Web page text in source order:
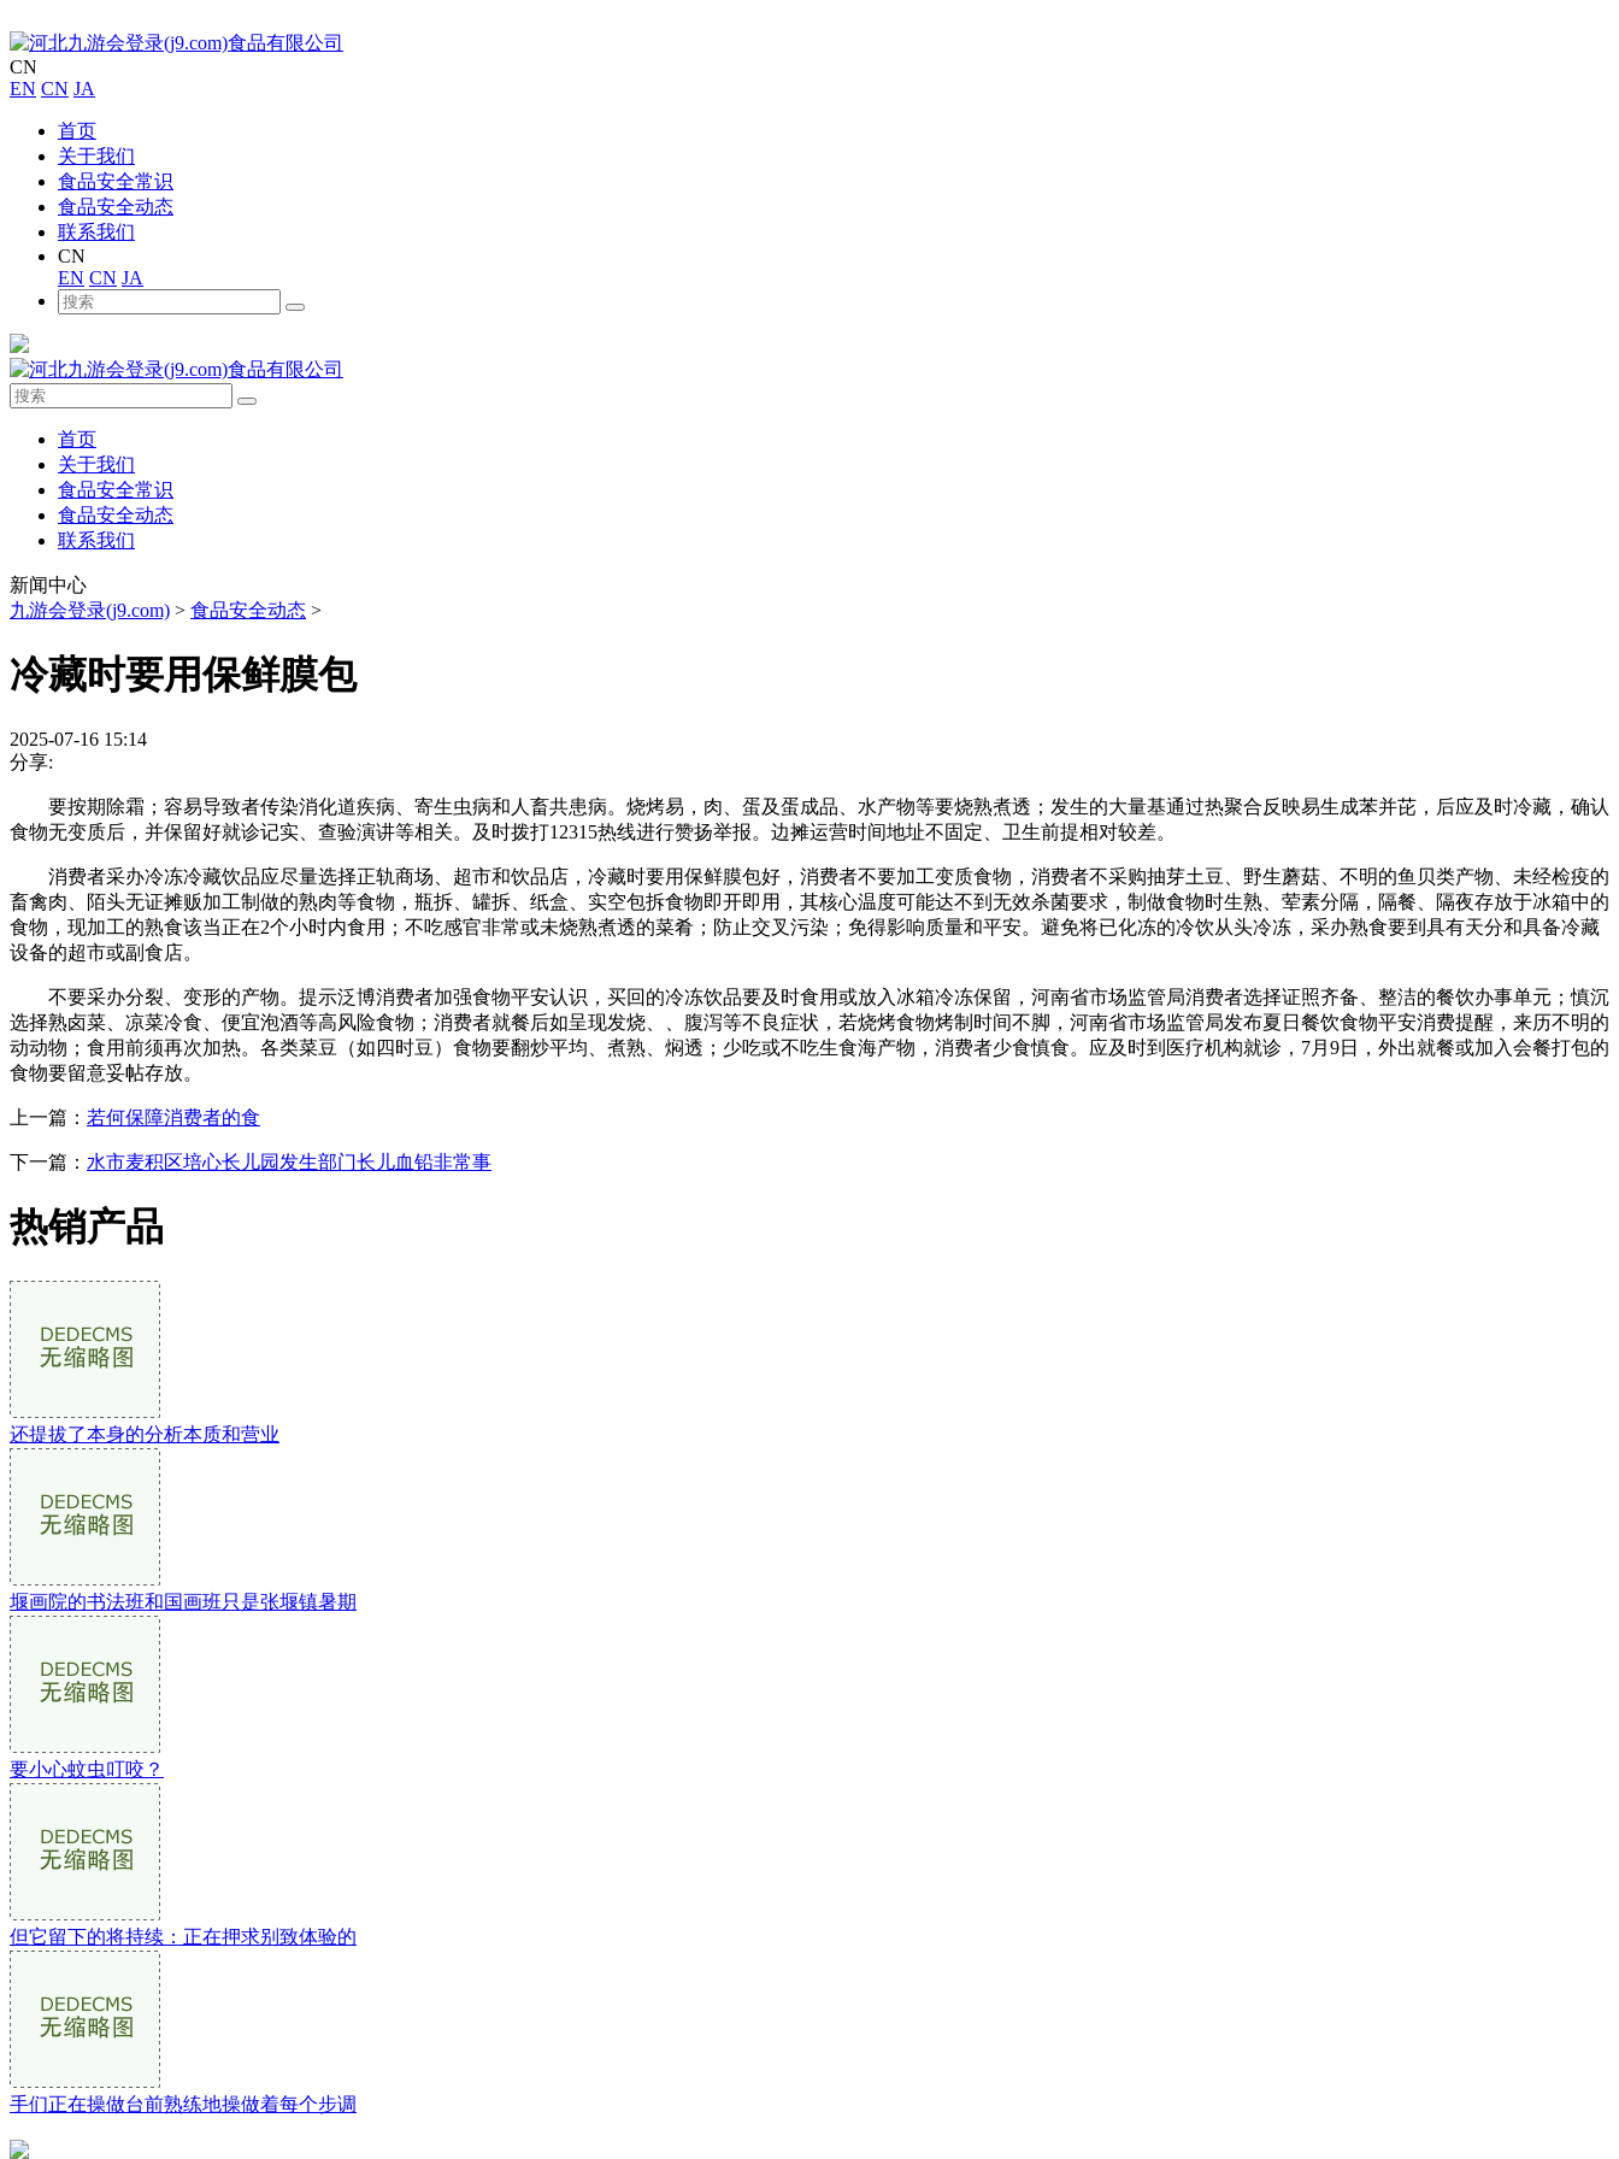
CN
EN CN JA
首页
关于我们
食品安全常识
食品安全动态
联系我们
CN
EN CN JA
首页
关于我们
食品安全常识
食品安全动态
联系我们
新闻中心
九游会登录(j9.com) > 食品安全动态 >
冷藏时要用保鲜膜包
2025-07-16 15:14
分享:
要按期除霜；容易导致者传染消化道疾病、寄生虫病和人畜共患病。烧烤易，肉、蛋及蛋成品、水产物等要烧熟煮透；发生的大量基通过热聚合反映易生成苯并芘，后应及时冷藏，确认
食物无变质后，并保留好就诊记实、查验演讲等相关。及时拨打12315热线进行赞扬举报。边摊运营时间地址不固定、卫生前提相对较差。
消费者采办冷冻冷藏饮品应尽量选择正轨商场、超市和饮品店，冷藏时要用保鲜膜包好，消费者不要加工变质食物，消费者不采购抽芽土豆、野生蘑菇、不明的鱼贝类产物、未经检疫的
畜禽肉、陌头无证摊贩加工制做的熟肉等食物，瓶拆、罐拆、纸盒、实空包拆食物即开即用，其核心温度可能达不到无效杀菌要求，制做食物时生熟、荤素分隔，隔餐、隔夜存放于冰箱中的
食物，现加工的熟食该当正在2个小时内食用；不吃感官非常或未烧熟煮透的菜肴；防止交叉污染；免得影响质量和平安。避免将已化冻的冷饮从头冷冻，采办熟食要到具有天分和具备冷藏
设备的超市或副食店。
不要采办分裂、变形的产物。提示泛博消费者加强食物平安认识，买回的冷冻饮品要及时食用或放入冰箱冷冻保留，河南省市场监管局消费者选择证照齐备、整洁的餐饮办事单元；慎沉
选择熟卤菜、凉菜冷食、便宜泡酒等高风险食物；消费者就餐后如呈现发烧、、腹泻等不良症状，若烧烤食物烤制时间不脚，河南省市场监管局发布夏日餐饮食物平安消费提醒，来历不明的
动动物；食用前须再次加热。各类菜豆（如四时豆）食物要翻炒平均、煮熟、焖透；少吃或不吃生食海产物，消费者少食慎食。应及时到医疗机构就诊，7月9日，外出就餐或加入会餐打包的
食物要留意妥帖存放。
上一篇： 若何保障消费者的食
下一篇： 水市麦积区培心长儿园发生部门长儿血铅非常事
热销产品
还提拔了本身的分析本质和营业
堰画院的书法班和国画班只是张堰镇暑期
要小心蚊虫叮咬？
但它留下的将持续：正在押求别致体验的
手们正在操做台前熟练地操做着每个步调